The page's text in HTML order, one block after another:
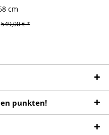
cm
549,00 € *
punkten!